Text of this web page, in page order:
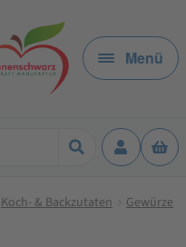
Menü
Koch- & Backzutaten
Gewürze